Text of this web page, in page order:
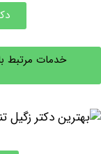
دكتر
خدمات مرتبط با